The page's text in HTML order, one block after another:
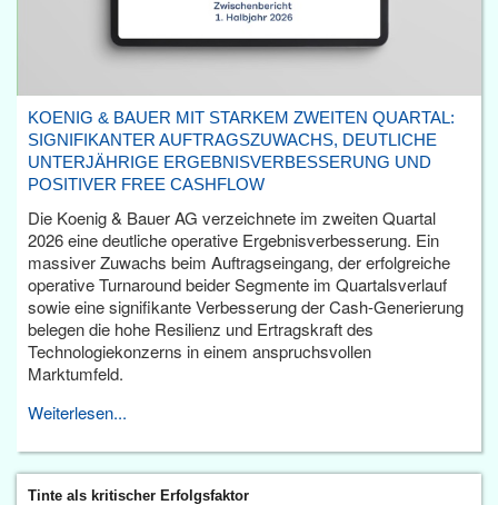
KOENIG & BAUER MIT STARKEM ZWEITEN QUARTAL:
SIGNIFIKANTER AUFTRAGSZUWACHS, DEUTLICHE
UNTERJÄHRIGE ERGEBNISVERBESSERUNG UND
POSITIVER FREE CASHFLOW
Die Koenig & Bauer AG verzeichnete im zweiten Quartal
2026 eine deutliche operative Ergebnisverbesserung. Ein
massiver Zuwachs beim Auftragseingang, der erfolgreiche
operative Turnaround beider Segmente im Quartalsverlauf
sowie eine signifikante Verbesserung der Cash-Generierung
belegen die hohe Resilienz und Ertragskraft des
Technologiekonzerns in einem anspruchsvollen
Marktumfeld.
Weiterlesen...
Tinte als kritischer Erfolgsfaktor